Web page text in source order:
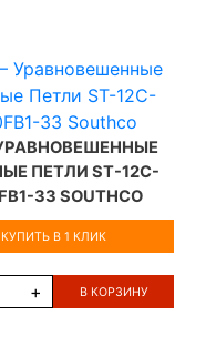
ПЕТЛИ ST-12C-
33 SOUTHCO
КУПИТЬ В 1 КЛИК
+ В КОРЗИНУ